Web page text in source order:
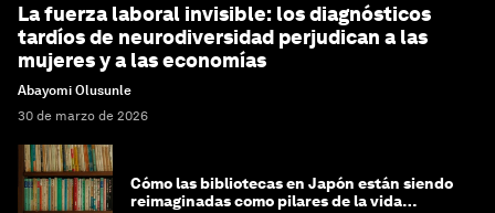
La fuerza laboral invisible: los diagnósticos
tardíos de neurodiversidad perjudican a las
mujeres y a las economías
Abayomi Olusunle
30 de marzo de 2026
Cómo las bibliotecas en Japón están siendo
reimaginadas como pilares de la vida